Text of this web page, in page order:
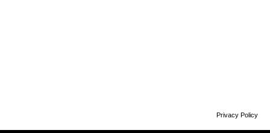
Privacy Policy